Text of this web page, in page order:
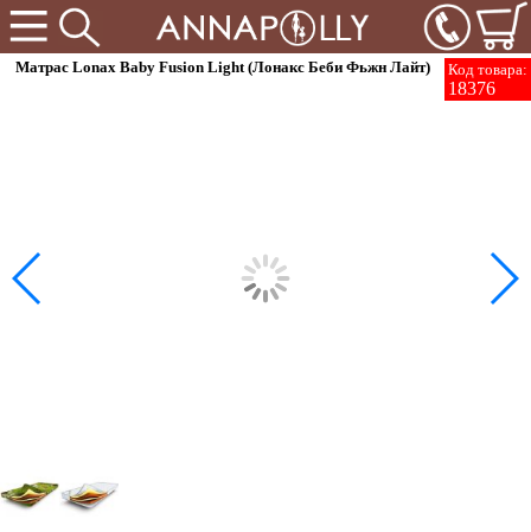
Код товара:
18376
Матрас Lonax Baby Fusion Light (Лонакс Беби Фьжн Лайт)